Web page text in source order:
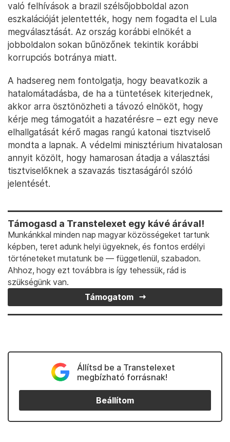
való felhívások a brazil szélsőjobboldal azon
eszkalációját jelentették, hogy nem fogadta el Lula
megválasztását. Az ország korábbi elnökét a
jobboldalon sokan bűnözőnek tekintik korábbi
korrupciós botránya miatt.
A hadsereg nem fontolgatja, hogy beavatkozik a
hatalomátadásba, de ha a tüntetések kiterjednek,
akkor arra ösztönözheti a távozó elnököt, hogy
kérje meg támogatóit a hazatérésre – ezt egy neve
elhallgatását kérő magas rangú katonai tisztviselő
mondta a lapnak. A védelmi minisztérium hivatalosan
annyit közölt, hogy hamarosan átadja a választási
tisztviselőknek a szavazás tisztaságáról szóló
jelentését.
Támogasd a Transtelexet egy kávé árával!
Munkánkkal minden nap magyar közösségeket tartunk
képben, teret adunk helyi ügyeknek, és fontos erdélyi
történeteket mutatunk be — függetlenül, szabadon.
Ahhoz, hogy ezt továbbra is így tehessük, rád is
szükségünk van.
Támogatom
Állítsd be a Transtelexet
megbízható forrásnak!
Beállítom